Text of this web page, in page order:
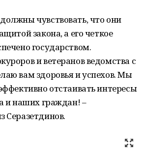
чувствовать, что они
закона, а его четкое
государством.
и ветеранов ведомства с
вам здоровья и успехов. Мы
отстаивать интересы
и наших граждан! –
Серазетдинов.